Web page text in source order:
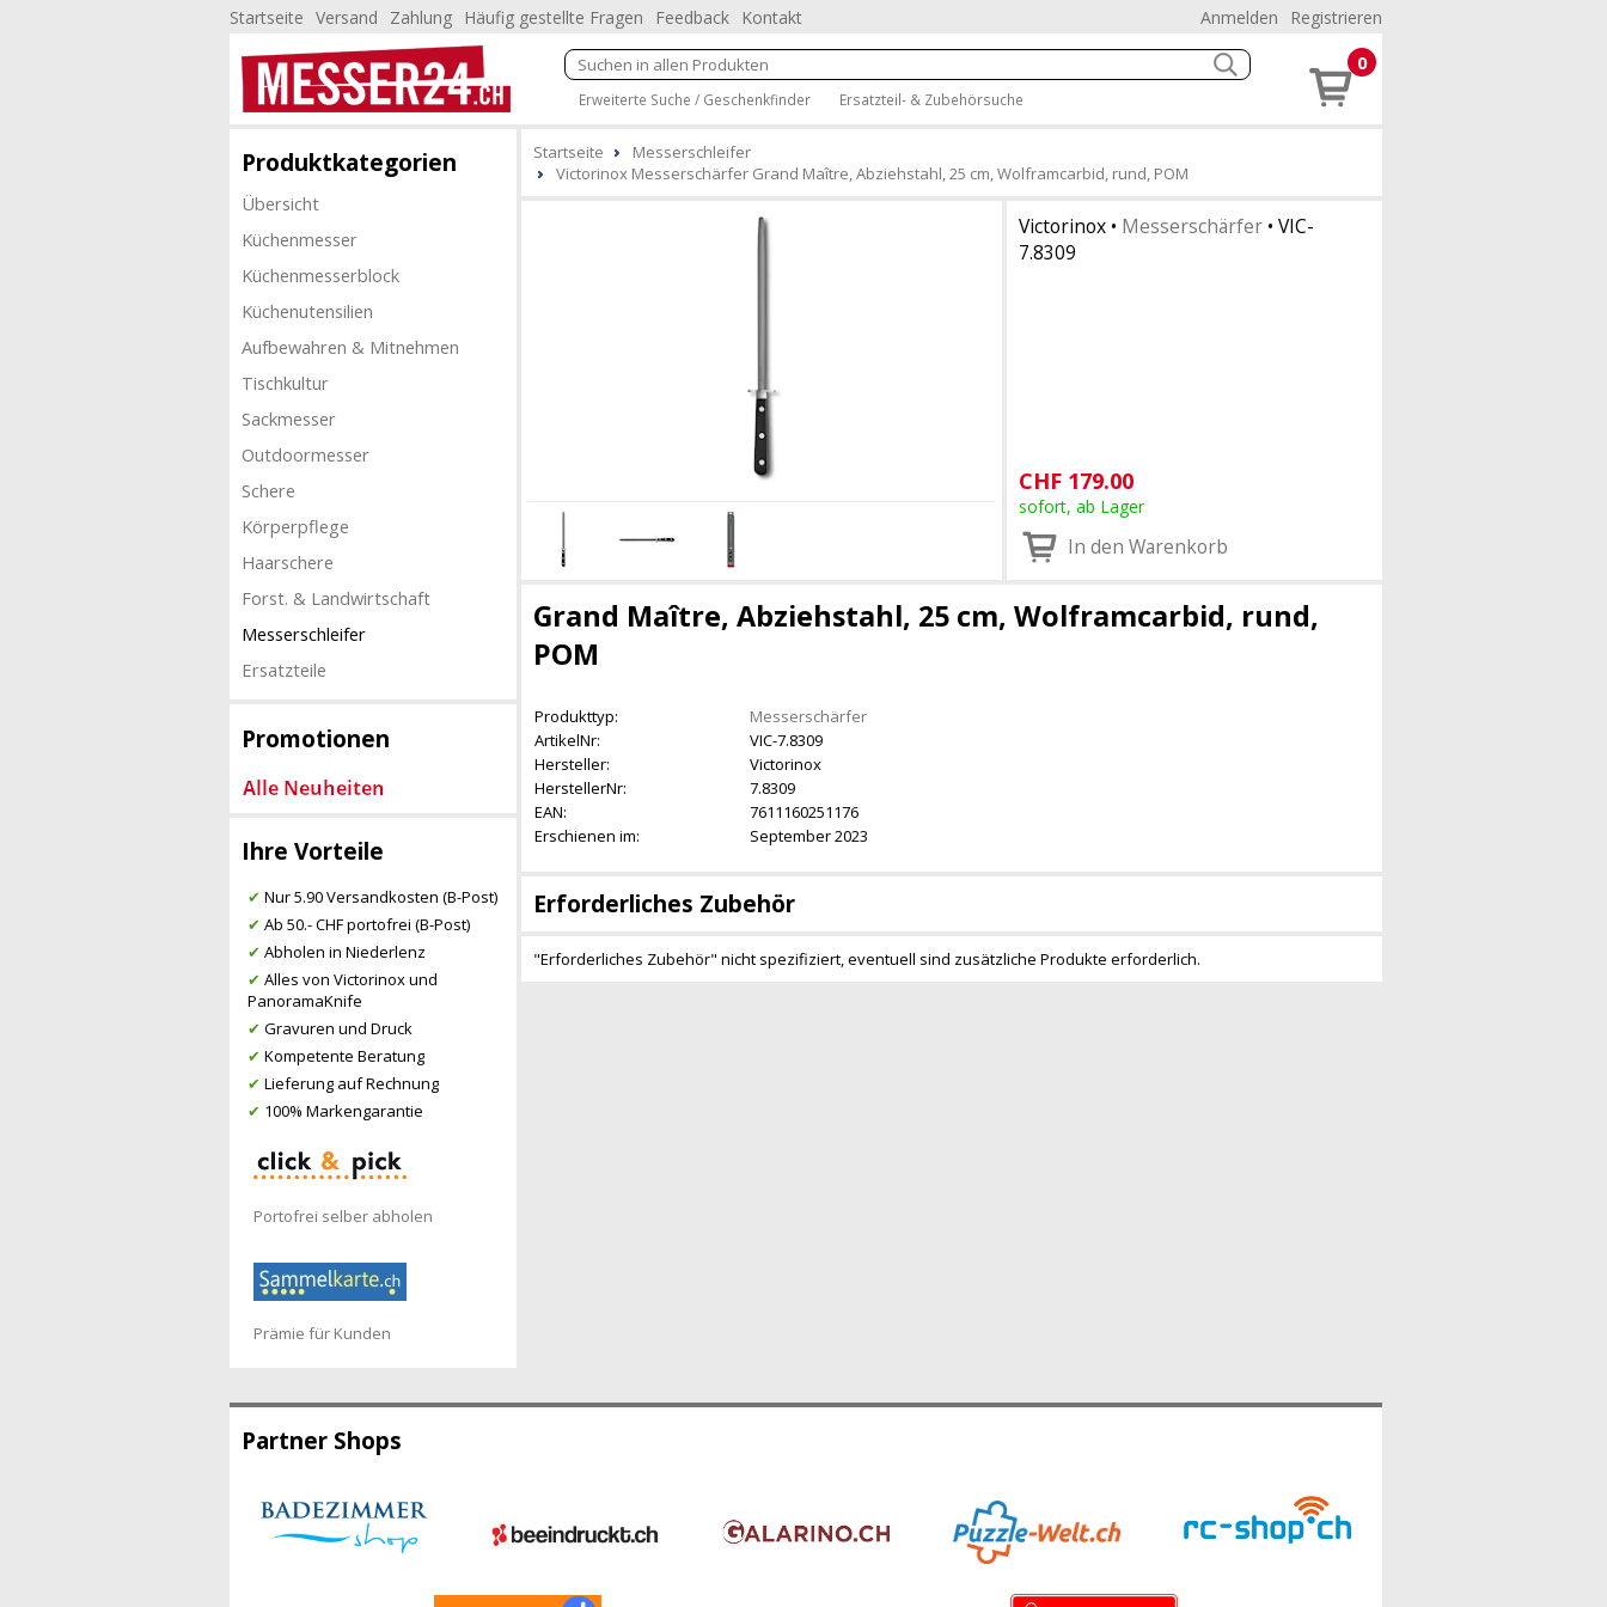
Startseite Versand Zahlung Häufig gestellte Fragen Feedback Kontakt Anmelden Registrieren
Erweiterte Suche / Geschenkfinder Ersatzteil- & Zubehörsuche
0
Produktkategorien
Übersicht
Küchenmesser
Küchenmesserblock
Küchenutensilien
Aufbewahren & Mitnehmen
Tischkultur
Sackmesser
Outdoormesser
Schere
Körperpflege
Haarschere
Forst. & Landwirtschaft
Messerschleifer
Ersatzteile
Promotionen
Ihre Vorteile
✔ Nur 5.90 Versandkosten (B-Post)
✔ Ab 50.- CHF portofrei (B-Post)
✔ Abholen in Niederlenz
✔ Alles von Victorinox und
PanoramaKnife
✔ Gravuren und Druck
✔ Kompetente Beratung
✔ Lieferung auf Rechnung
✔ 100% Markengarantie
Portofrei selber abholen
Prämie für Kunden
Startseite
Messerschleifer
Victorinox Messerschärfer Grand Maître, Abziehstahl, 25 cm, Wolframcarbid, rund, POM
Victorinox • Messerschärfer • VIC-
7.8309
CHF 179.00
sofort, ab Lager
In den Warenkorb
Grand Maître, Abziehstahl, 25 cm, Wolframcarbid, rund,
POM
Produkttyp:
Messerschärfer
ArtikelNr:
VIC-7.8309
Hersteller:
Victorinox
HerstellerNr:
7.8309
EAN:
7611160251176
Erschienen im:
September 2023
Erforderliches Zubehör
"Erforderliches Zubehör" nicht spezifiziert, eventuell sind zusätzliche Produkte erforderlich.
Partner Shops